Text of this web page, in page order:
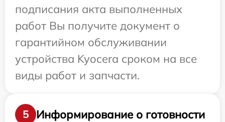
подписания акта выполненных
работ Вы получите документ о
гарантийном обслуживании
устройства Kyocera сроком на все
виды работ и запчасти.
5
Информирование о готовности